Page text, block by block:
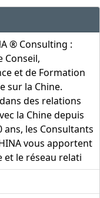
® Consulting :
Conseil,
et de Formation
sur la Chine.
des relations
la Chine depuis
ans, les Consultants
vous apportent
et le réseau relati